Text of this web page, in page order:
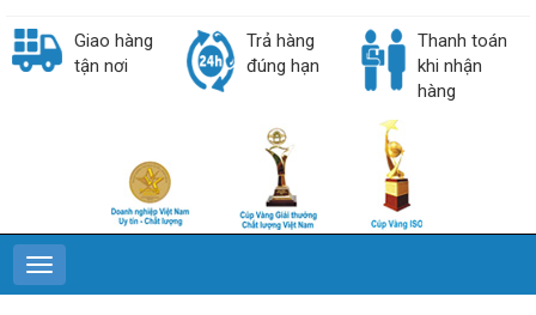
Giao hàng
tận nơi
Trả hàng
đúng hạn
Thanh toán
khi nhận
hàng